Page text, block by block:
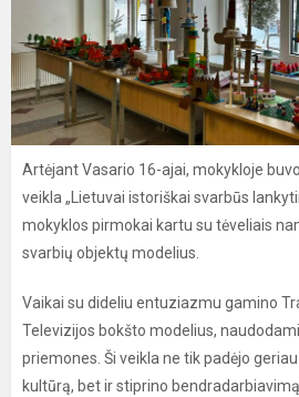
Artėjant Vasario 16-ajai, mokykloje
veikla „Lietuvai istoriškai svarbūs
mokyklos pirmokai kartu su tėveliais
svarbių objektų modelius.
Vaikai su dideliu entuziazmu gamino
Televizijos bokšto modelius,
priemones. Ši veikla ne tik padėjo
kultūrą, bet ir stiprino